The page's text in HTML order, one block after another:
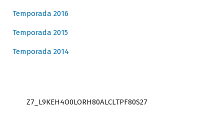
Temporada 2016
Temporada 2015
Temporada 2014
Z7_L9KEH4O0LORH80ALCLTPF80S27